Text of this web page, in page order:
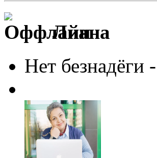
Лиана
Нет безнадёги